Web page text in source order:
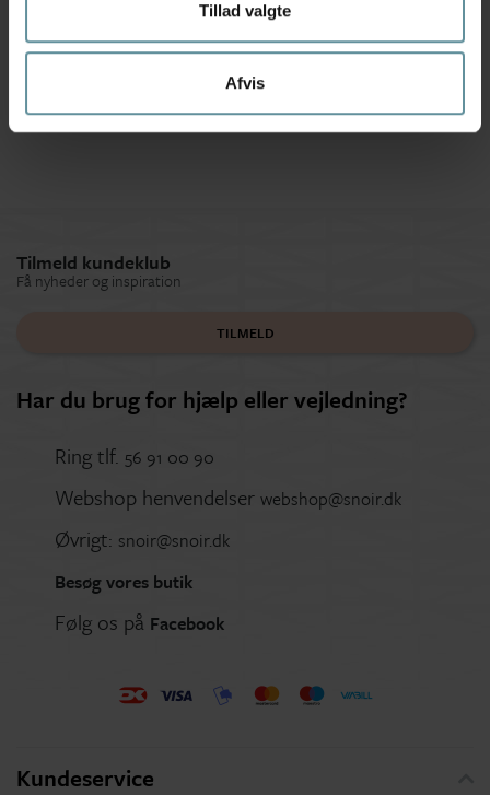
Tillad valgte
Afvis
Pilgrim AIR hoop øreringe Pilgrim AIR hoop
Tilmeld kundeklub
Få nyheder og inspiration
TILMELD
Har du brug for hjælp eller vejledning?
Ring tlf. 56 91 00 90
Webshop henvendelser webshop@snoir.dk
Øvrigt: snoir@snoir.dk
Besøg vores butik
Følg os på Facebook
Kundeservice